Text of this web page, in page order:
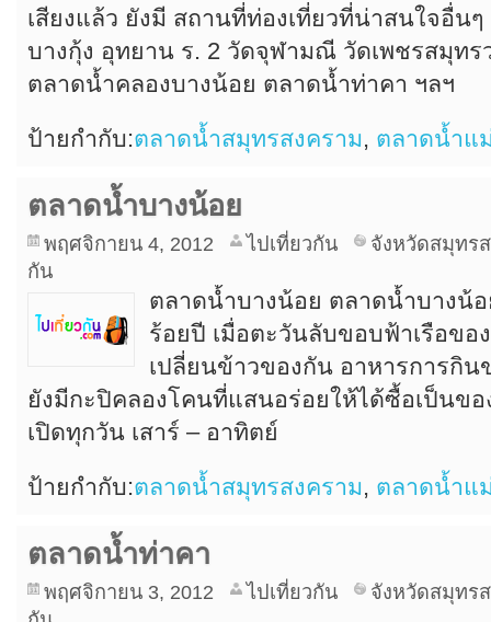
เสียงแล้ว ยังมี สถานที่ท่องเที่ยวที่น่าสนใจอื่น
บางกุ้ง อุทยาน ร. 2 วัดจุฬามณี วัดเพชรสมุท
ตลาดน้ำคลองบางน้อย ตลาดน้ำท่าคา ฯลฯ
ป้ายกำกับ:ตลาดน้ำสมุทรสงคราม, ตลาดน้ำแ
ตลาดน้ำบางน้อย
พฤศจิกายน 4, 2012 ไปเที่ยวกัน
จังหวัดสมุทร
กัน
ตลาดน้ำบางน้อย ตลาดน้ำบางน้
ร้อยปี เมื่อตะวันลับขอบฟ้าเรือขอ
เปลี่ยนข้าวของกัน อาหารการกิ
ยังมีกะปิคลองโคนที่แสนอร่อยให้ได้ซื้อเป็นข
เปิดทุกวัน เสาร์ – อาทิตย์
ป้ายกำกับ:ตลาดน้ำสมุทรสงคราม, ตลาดน้ำแ
ตลาดน้ำท่าคา
พฤศจิกายน 3, 2012 ไปเที่ยวกัน
จังหวัดสมุทร